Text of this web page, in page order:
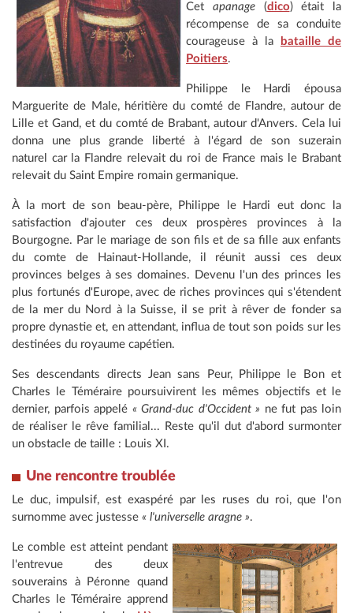
Cet apanage(dico) était la
récompense de sa conduite
courageuse à la
bataille de
Poitiers.
Philippe le Hardi épousa
Marguerite de Male, héritière du comté de Flandre, autour de
Lille et Gand, et du comté de Brabant, autour d'Anvers. Cela lui
donna une plus grande liberté à l'égard de son suzerain
naturel car la Flandre relevait du roi de France mais le Brabant
relevait du Saint Empire romain germanique.
À la mort de son beau-père, Philippe le Hardi eut donc la
satisfaction d'ajouter ces deux prospères provinces à la
Bourgogne. Par le mariage de son fils et de sa fille aux enfants
du comte de Hainaut-Hollande, il réunit aussi ces deux
provinces belges à ses domaines. Devenu l'un des princes les
plus fortunés d'Europe, avec de riches provinces qui s'étendent
de la mer du Nord à la Suisse, il se prit à rêver de fonder sa
propre dynastie et, en attendant, influa de tout son poids sur les
destinées du royaume capétien.
Ses descendants directs Jean sans Peur, Philippe le Bon et
Charles le Téméraire poursuivirent les mêmes objectifs et le
dernier, parfois appelé « Grand-duc d'Occident » ne fut pas loin
de réaliser le rêve familial... Reste qu'il dut d'abord surmonter
un obstacle de taille : Louis XI.
Une rencontre troublée
Le duc, impulsif, est exaspéré par les ruses du roi, que l'on
surnomme avec justesse « l'universelle aragne ».
Le comble est atteint pendant
l'entrevue des deux
souverains à Péronne quand
Charles le Téméraire apprend